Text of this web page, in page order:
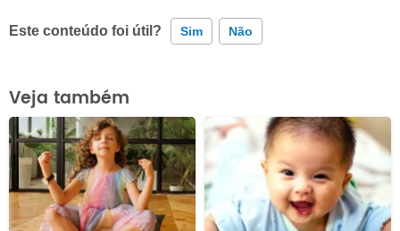
Este conteúdo foi útil? Sim Não
Este conteúdo contém informação incorreta
Este conteúdo não tem a informação que procuro
Outro
Veja também